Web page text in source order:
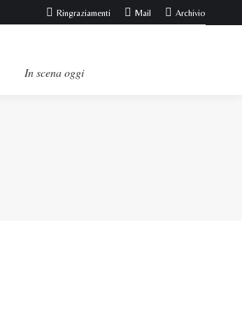
Ringraziamenti Mail Archivio
In scena oggi